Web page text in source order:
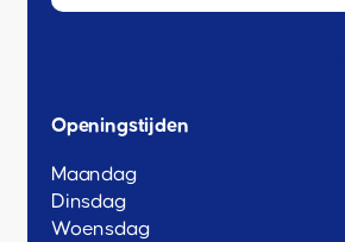
Openingstijden
Maandag
Dinsdag
Woensdag